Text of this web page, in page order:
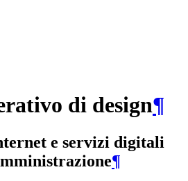
di design¶
e servizi digitali
¶